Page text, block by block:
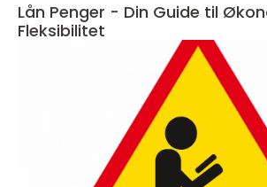
Lån Penger - Din Guide til
Fleksibilitet